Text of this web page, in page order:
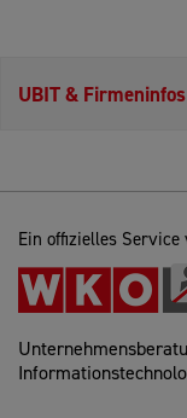
UBIT & Firmeninfos
Ein offizielles Service